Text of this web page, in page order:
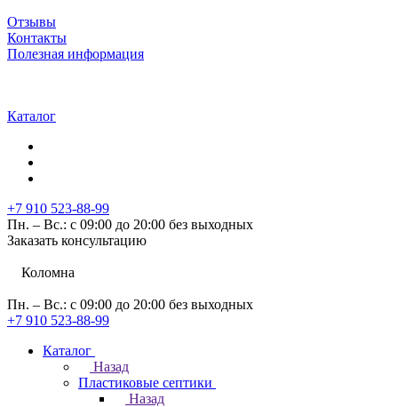
Отзывы
Контакты
Полезная информация
Каталог
+7 910 523-88-99
Пн. – Вс.: с 09:00 до 20:00 без выходных
Заказать консультацию
Коломна
Пн. – Вс.: с 09:00 до 20:00 без выходных
+7 910 523-88-99
Каталог
Назад
Пластиковые септики
Назад